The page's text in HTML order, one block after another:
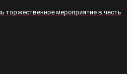
торжественное мероприятие в честь